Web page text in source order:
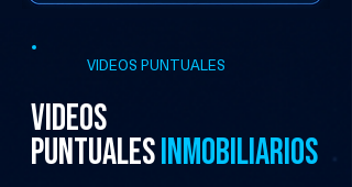
VIDEOS PUNTUALES
VIDEOS
PUNTUALESINMOBILIARIOS